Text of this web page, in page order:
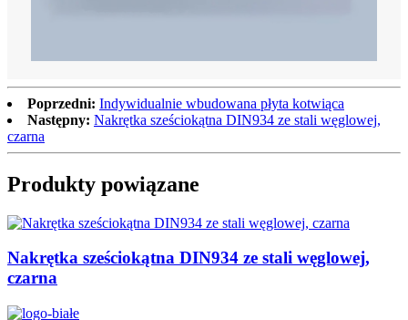
Poprzedni: Indywidualnie wbudowana płyta kotwiąca
Następny: Nakrętka sześciokątna DIN934 ze stali węglowej,
czarna
Produkty powiązane
Nakrętka sześciokątna DIN934 ze stali węglowej,
czarna